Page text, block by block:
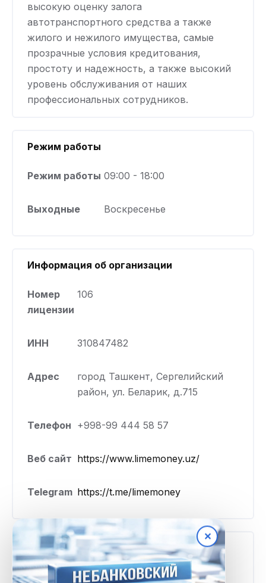
высокую оценку залога
автотранспортного средства а также
жилого и нежилого имущества, самые
прозрачные условия кредитования,
простоту и надежность, а также высокий
уровень обслуживания от наших
профессиональных сотрудников.
Режим работы
Режим работы 09:00 - 18:00
Выходные Воскресенье
Информация об организации
Номер
лицензии
106
ИНН 310847482
Адрес
город Ташкент, Сергелийский
район, ул. Беларик, д.715
Телефон +998-99 444 58 57
Веб сайт https://www.limemoney.uz/
Telegram https://t.me/limemoney
Тарифы и условия
Минимальная 1 000 000 UZS
✕